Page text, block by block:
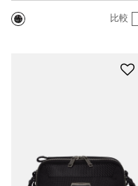
比較